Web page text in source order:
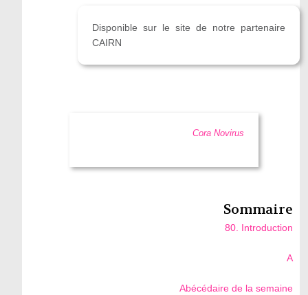
Disponible sur le site de notre partenaire
CAIRN
Cora Novirus
Sommaire
80. Introduction
A
Abécédaire de la semaine